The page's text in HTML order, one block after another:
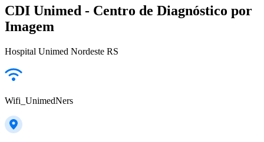
CDI Unimed - Centro de Diagnóstico por
Imagem
Hospital Unimed Nordeste RS
Wifi_UnimedNers